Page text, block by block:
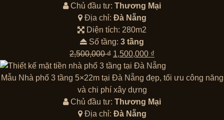
2,500,000 ₫.là:
Chủ đầu tư: Thương Mại
Địa chỉ: Đà Nẵng
Diện tích: 280m2
Số tầng: 3 tầng
2,500,000₫ Giá
gốc
là:
2,500,000 ₫.
1,500,000 ₫
hiện
tại
1,500,000 ₫.
Mẫu Nhà phố 3 tầng 5×22m tại Đà Nẵng đẹp, tối ưu công năng
và chi phí xây dựng
Chủ đầu tư: Thương Mại
Địa chỉ: Đà Nẵng